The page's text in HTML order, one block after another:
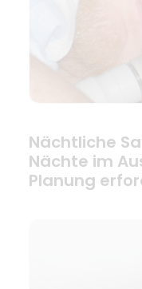
Nächtliche
Nächte im
Planung